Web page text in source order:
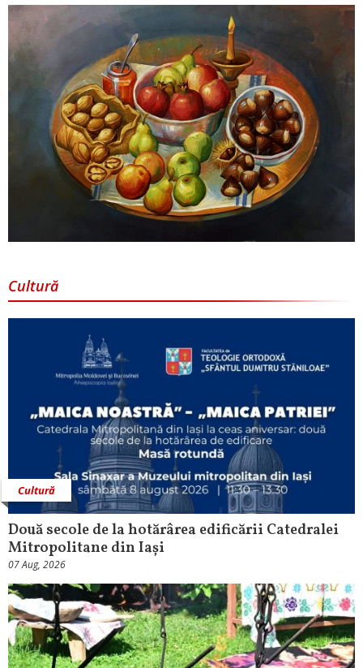
Cultură
Cultură
Două secole de la hotărârea edificării Catedralei
Mitropolitane din Iași
07 Aug, 2026